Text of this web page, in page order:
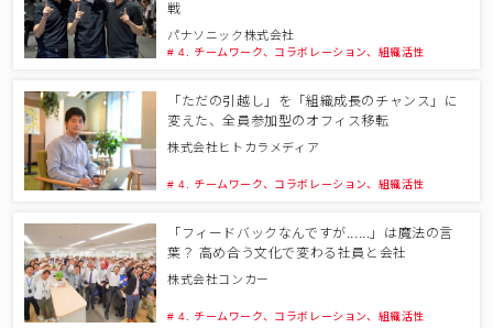
戦
パナソニック株式会社
# 4. チームワーク、コラボレーション、組織活性
「ただの引越し」を「組織成長のチャンス」に
変えた、全員参加型のオフィス移転
株式会社ヒトカラメディア
# 4. チームワーク、コラボレーション、組織活性
「フィードバックなんですが......」は魔法の言
葉？ 高め合う文化で変わる社員と会社
株式会社コンカー
# 4. チームワーク、コラボレーション、組織活性